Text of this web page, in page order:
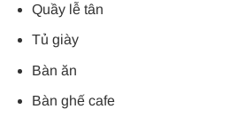
Quầy lễ tân
Tủ giày
Bàn ăn
Bàn ghế cafe